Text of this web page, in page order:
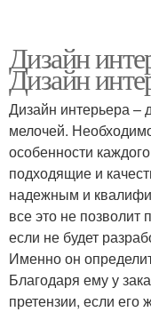
Дизайн
Дизайн
Дизайн интерьера –
мелочей.
особенности
подходящие и
надежным и
все это не позволит
если не будет
Именно он
Благодаря ему у
претензии, если его